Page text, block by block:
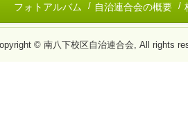
フォトアルバム 自治連合会の概要
© 南八下校区自治連合会, All rights